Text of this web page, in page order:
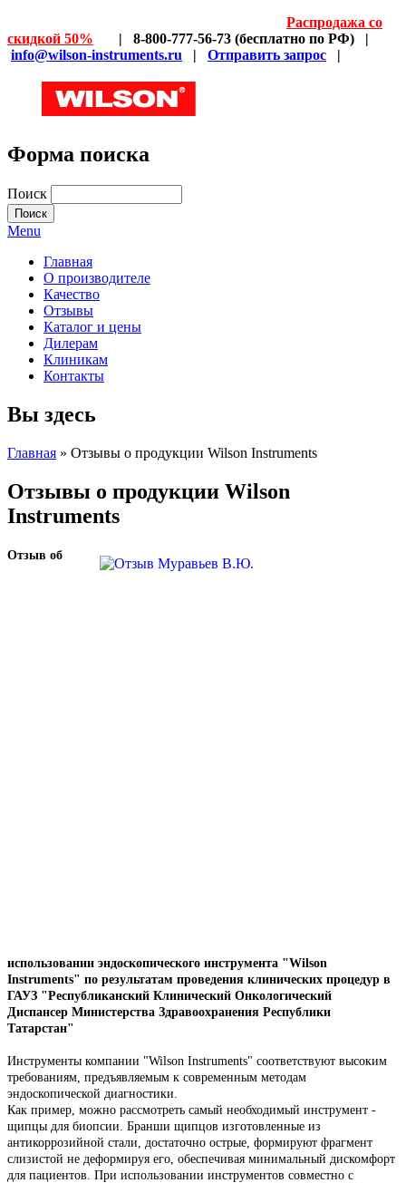
Распродажа со
скидкой 50% | 8-800-777-56-73 (бесплатно по РФ) |
info@wilson-instruments.ru | Отправить запрос |
Форма поиска
Поиск
Menu
Главная
О производителе
Качество
Отзывы
Каталог и цены
Дилерам
Клиникам
Контакты
Вы здесь
Главная » Отзывы о продукции Wilson Instruments
Отзывы о продукции Wilson
Instruments
Отзыв об
использовании эндоскопического инструмента "Wilson
Instruments" по результатам проведения клинических процедур в
ГАУЗ "Республиканский Клинический Онкологический
Диспансер Министерства Здравоохранения Республики
Татарстан"
Инструменты компании "Wilson Instruments" соответствуют высоким
требованиям, предъявляемым к современным методам
эндоскопической диагностики.
Как пример, можно рассмотреть самый необходимый инструмент -
щипцы для биопсии. Бранши щипцов изготовленные из
антикоррозийной стали, достаточно острые, формируют фрагмент
слизистой не деформируя его, обеспечивая минимальный дискомфорт
для пациентов. При использовании инструментов совместно с